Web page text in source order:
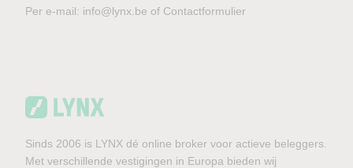
Per e-mail: info@lynx.be of Contactformulier
Sinds 2006 is LYNX dé online broker voor actieve beleggers.
Met verschillende vestigingen in Europa bieden wij